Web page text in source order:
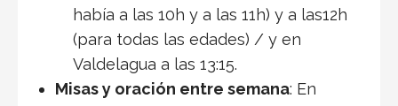
había a las 10h y a las 11h) y a las12h
(para todas las edades) / y en
Valdelagua a las 13:15.
Misas y oración entre semana: En